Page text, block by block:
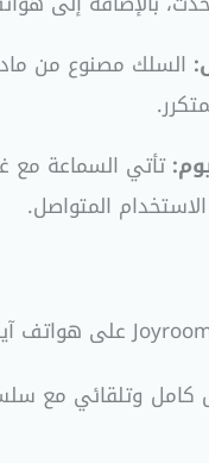
تأتي السماعة مع
المتواصل.